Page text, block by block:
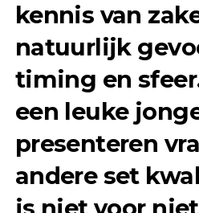
kennis van
natuurlijk
timing en
een leuke
presenteren
andere set